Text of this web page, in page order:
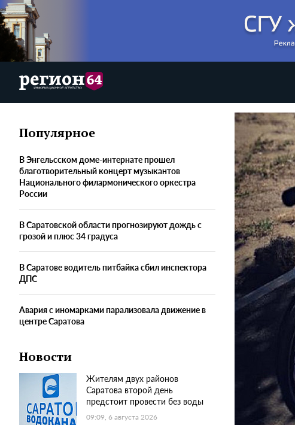
Популярное
В Энгельсском доме-интернате прошел
благотворительный концерт музыкантов
Национального филармонического оркестра
России
В Саратовской области прогнозируют дождь с
грозой и плюс 34 градуса
В Саратове водитель питбайка сбил инспектора
ДПС
Авария с иномарками парализовала движение в
центре Саратова
Новости
Жителям двух районов
Саратова второй день
предстоит провести без воды
09:09, 6 августа 2026